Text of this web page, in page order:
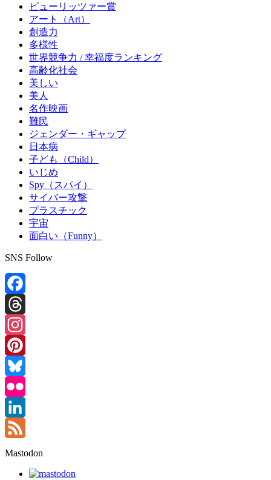
ピューリッツァー賞
アート（Art）
創造力
多様性
世界競争力 / 幸福度ランキング
高齢化社会
美しい
美人
名作映画
難民
ジェンダー・ギャップ
日本病
子ども（Child）
いじめ
Spy（スパイ）
サイバー攻撃
プラスチック
宇宙
面白い（Funny）
SNS Follow
Facebook
Threads
Instagram
Pinterest
Bluesky
Flickr
LinkedIn
Feed
Mastodon